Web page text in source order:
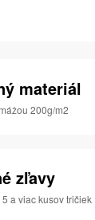
materiál
200g/m2
zľavy
a viac kusov tričiek